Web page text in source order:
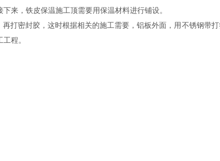
来，铁皮保温施工顶需要用保温材料进行铺设。
打密封胶，这时根据相关的施工需要，铝板外面，用不锈钢带
程。